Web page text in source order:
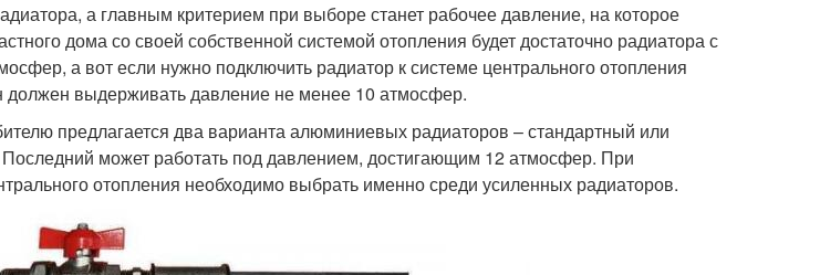
а главным критерием при выборе станет рабочее давление, на которое
дома со своей собственной системой отопления будет достаточно радиатора с
а вот если нужно подключить радиатор к системе центрального отопления
должен выдерживать давление не менее 10 атмосфер.
предлагается два варианта алюминиевых радиаторов – стандартный или
может работать под давлением, достигающим 12 атмосфер. При
отопления необходимо выбрать именно среди усиленных радиаторов.